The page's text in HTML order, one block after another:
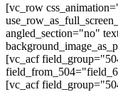
[vc_row
angled_section="no"
[vc_acf
[vc_acf